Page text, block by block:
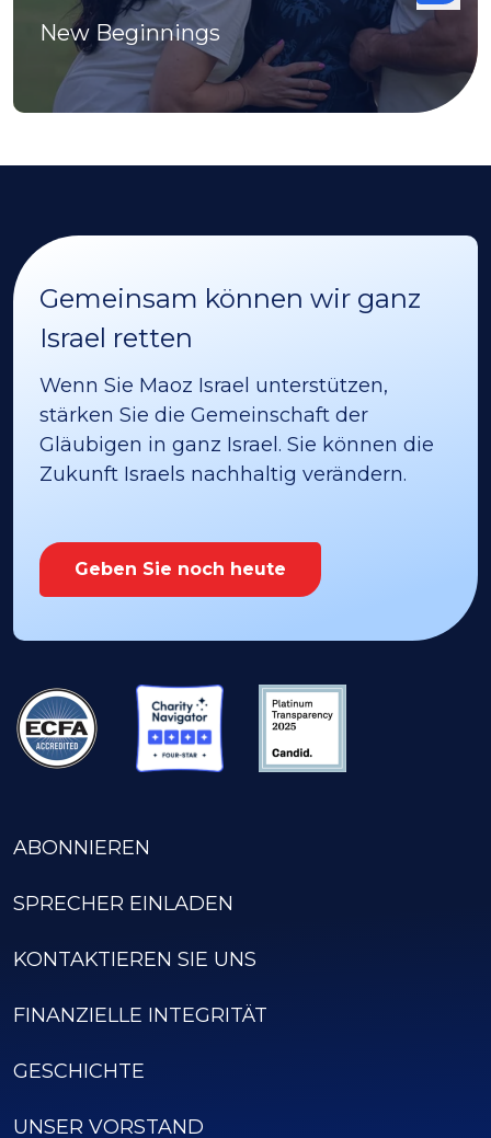
New Beginnings
Gemeinsam können wir ganz
Israel retten
Wenn Sie Maoz Israel unterstützen,
stärken Sie die Gemeinschaft der
Gläubigen in ganz Israel. Sie können die
Zukunft Israels nachhaltig verändern.
Geben Sie noch heute
ABONNIEREN
SPRECHER EINLADEN
KONTAKTIEREN SIE UNS
FINANZIELLE INTEGRITÄT
GESCHICHTE
UNSER VORSTAND